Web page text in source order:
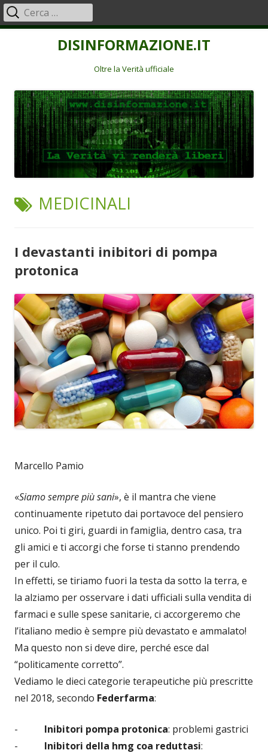
DISINFORMAZIONE.IT
Oltre la Verità ufficiale
Menu
principale
Ricerca
per:
TAG:
MEDICINALI
I devastanti inibitori di pompa
protonica
Marcello Pamio
«Siamo sempre più sani», è il mantra che viene
continuamente ripetuto dai portavoce del pensiero
unico. Poi ti giri, guardi in famiglia, dentro casa, tra
gli amici e ti accorgi che forse ti stanno prendendo
per il culo.
In effetti, se tiriamo fuori la testa da sotto la terra, e
la alziamo per osservare i dati ufficiali sulla vendita di
farmaci e sulle spese sanitarie, ci accorgeremo che
l’italiano medio è sempre più devastato e ammalato!
Ma questo non si deve dire, perché esce dal
“politicamente corretto”.
Vediamo le dieci categorie terapeutiche più prescritte
nel 2018, secondo Federfarma:
- Inibitori pompa protonica: problemi gastrici
- Inibitori della hmg coa reduttasi: